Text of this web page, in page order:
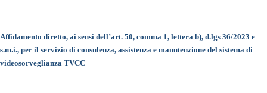
Affidamento diretto, ai sensi dell’art. 50, comma 1, lettera b), d.lgs 36/2023 e
s.m.i., per il servizio di consulenza, assistenza e manutenzione del sistema di
videosorveglianza TVCC